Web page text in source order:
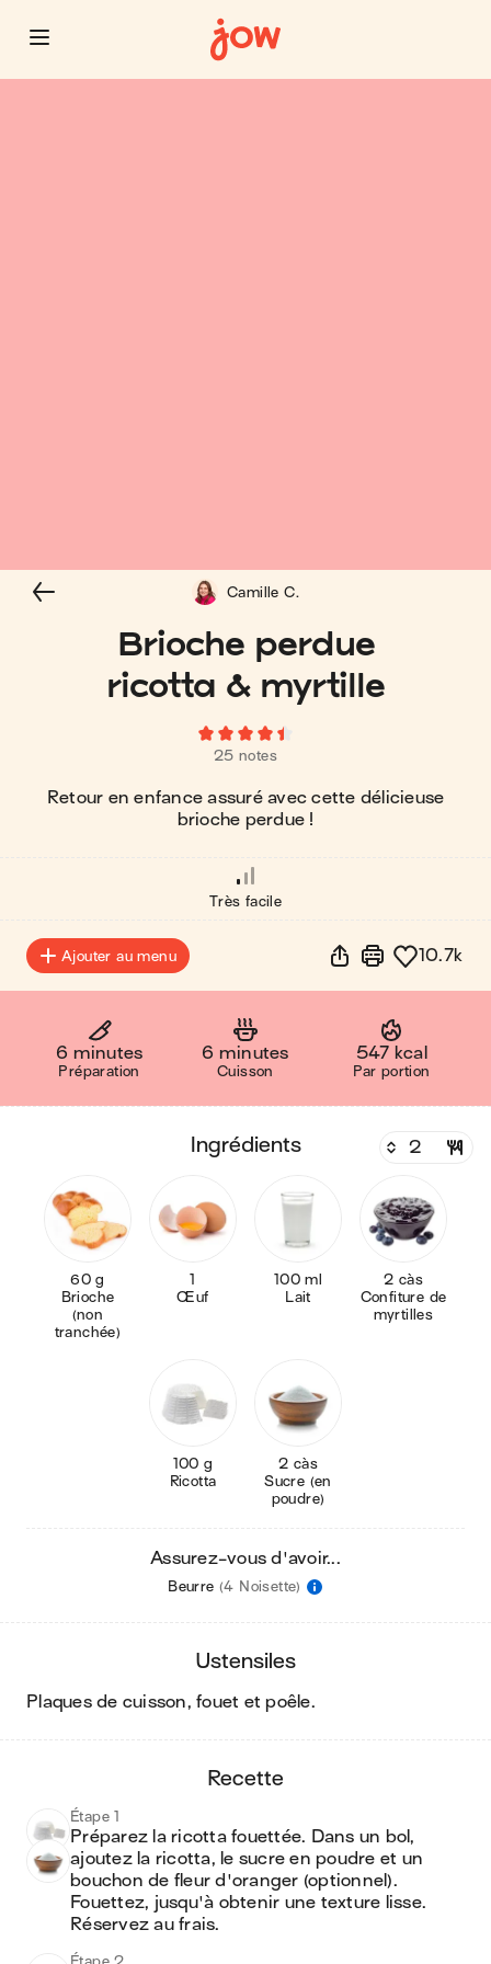
Brioche perdue
ricotta & myrtille
25 notes
Retour en enfance assuré avec cette délicieuse
brioche perdue !
Camille C.
Très facile
Ajouter au menu 10.7k
6 minutes
Préparation
6 minutes
Cuisson
547 kcal
Par portion
ingrédients
60 g
Brioche
(non
tranchée)
1
Œuf
100 ml
Lait
2 càs
Confiture de
myrtilles
100 g
Ricotta
2 càs
Sucre (en
poudre)
Assurez-vous d'avoir...
Beurre (4 Noisette)
ustensiles
plaques de cuisson, fouet et poêle.
recette
Étape 1
Préparez la ricotta fouettée. Dans un bol,
ajoutez la ricotta, le sucre en poudre et un
bouchon de fleur d'oranger (optionnel).
Fouettez, jusqu'à obtenir une texture lisse.
Réservez au frais.